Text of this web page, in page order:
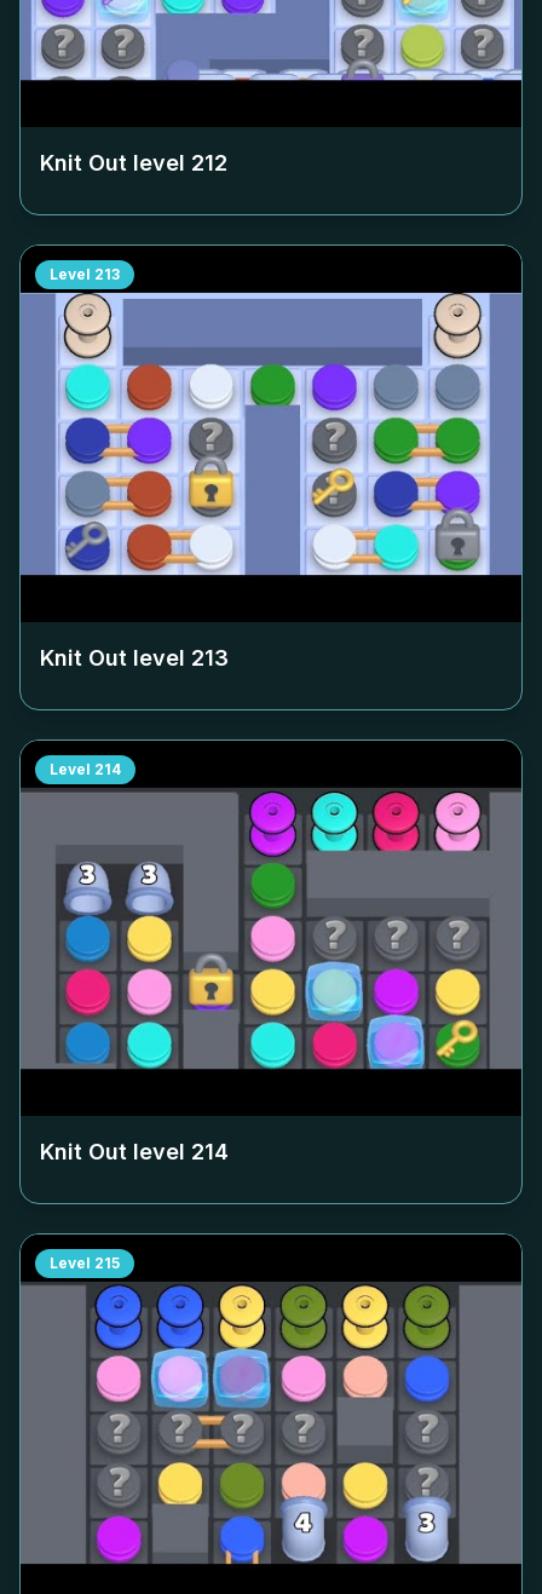
Knit Out level 212
Level 213
Knit Out level 213
Level 214
Knit Out level 214
Level 215